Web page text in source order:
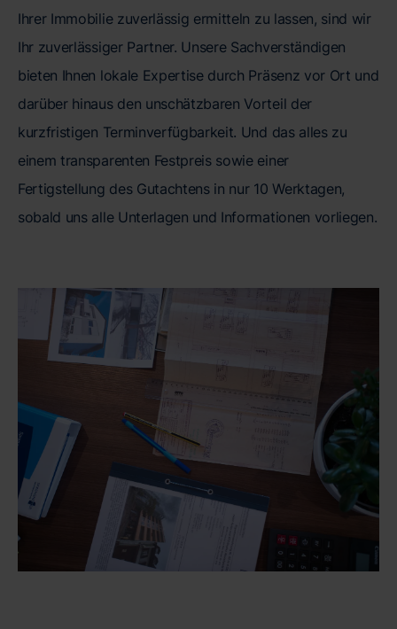
Ihrer Immobilie zuverlässig ermitteln zu lassen, sind wir
Ihr zuverlässiger Partner. Unsere Sachverständigen
bieten Ihnen lokale Expertise durch Präsenz vor Ort und
darüber hinaus den unschätzbaren Vorteil der
kurzfristigen Terminverfügbarkeit. Und das alles zu
einem transparenten Festpreis sowie einer
Fertigstellung des Gutachtens in nur 10 Werktagen,
sobald uns alle Unterlagen und Informationen vorliegen.